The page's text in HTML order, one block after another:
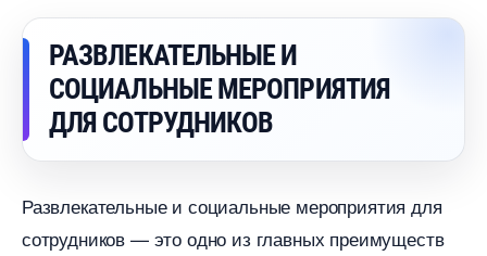
РАЗВЛЕКАТЕЛЬНЫЕ И
СОЦИАЛЬНЫЕ МЕРОПРИЯТИЯ
ДЛЯ СОТРУДНИКО
Развлекательные и социальные мероприятия для
сотрудников — это одно из главных преимущест